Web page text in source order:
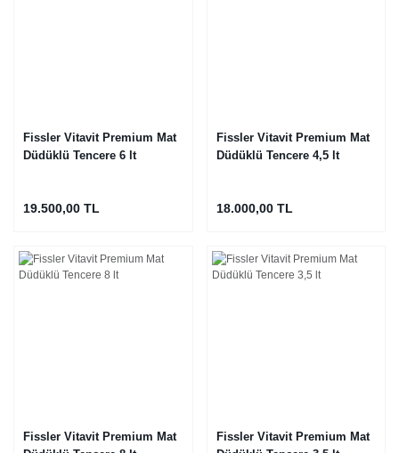
Fissler Vitavit Premium Mat
Düdüklü Tencere 6 lt
19.500,00 TL
Fissler Vitavit Premium Mat
Düdüklü Tencere 4,5 lt
18.000,00 TL
Fissler Vitavit Premium Mat
Fissler Vitavit Premium Mat